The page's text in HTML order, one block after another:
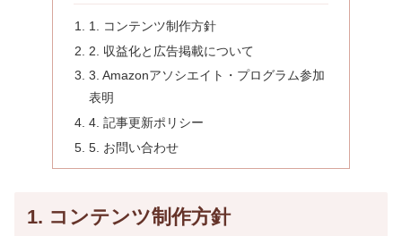
1. コンテンツ制作方針
2. 収益化と広告掲載について
3. Amazonアソシエイト・プログラム参加
表明
4. 記事更新ポリシー
5. お問い合わせ
1. コンテンツ制作方針